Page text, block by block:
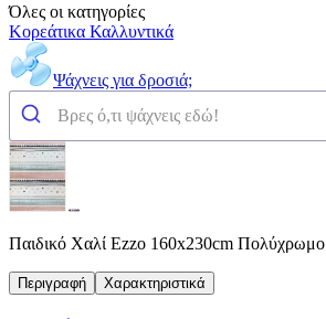
Όλες οι κατηγορίες
Κορεάτικα Καλλυντικά
Ψάχνεις για δροσιά;
Παιδικό Χαλί Ezzo 160x230cm Πολύχρωμο
Περιγραφή Χαρακτηριστικά